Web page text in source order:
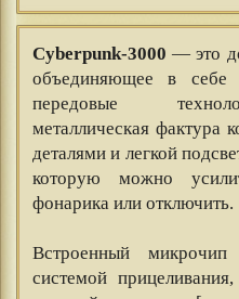
Cyberpunk-3000 — это
объединяющее в себе
передовые
металлическая фактура
деталями и легкой
которую можно
фонарика или отключить.
Встроенный микрочип
системой